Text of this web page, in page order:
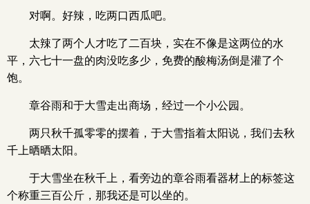
对啊。好辣，吃两口西瓜吧。
太辣了两个人才吃了二百块，实在不像是这两位的水
平，六七十一盘的肉没吃多少，免费的酸梅汤倒是灌了个
饱。
章谷雨和于大雪走出商场，经过一个小公园。
两只秋千孤零零的摆着，于大雪指着太阳说，我们去秋
千上晒晒太阳。
于大雪坐在秋千上，看旁边的章谷雨看器材上的标签这
个称重三百公斤，那我还是可以坐的。